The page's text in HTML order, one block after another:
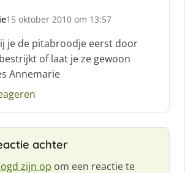
15 oktober 2010 om 13:57
je de pitabroodje eerst door
of laat je ze gewoon
Annemarie
achter
zijn op om een reactie te